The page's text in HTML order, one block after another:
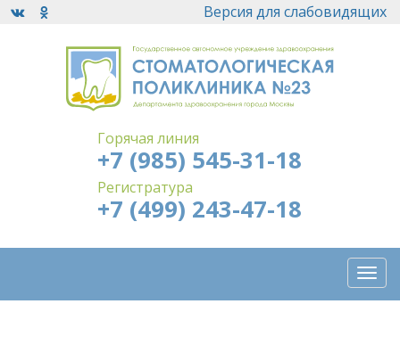
Версия для слабовидящих
Горячая линия
+7 (985) 545-31-18
Регистратура
+7 (499) 243-47-18